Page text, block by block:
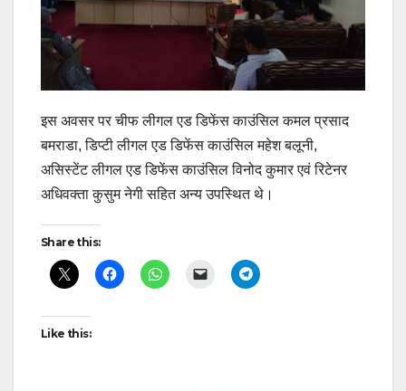
इस अवसर पर चीफ लीगल एड डिफेंस काउंसिल कमल प्रसाद
बमराडा, डिप्टी लीगल एड डिफेंस काउंसिल महेश बलूनी,
असिस्टेंट लीगल एड डिफेंस काउंसिल विनोद कुमार एवं रिटेनर
अधिवक्ता कुसुम नेगी सहित अन्य उपस्थित थे।
Share this:
Like this: